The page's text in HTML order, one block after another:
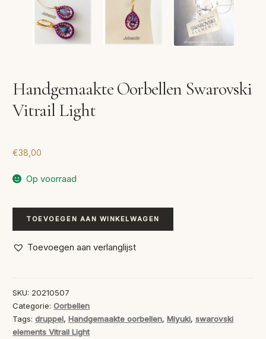
Handgemaakte Oorbellen Swarovski
Vitrail Light
€38,00
Op voorraad
Handgemaakte
Oorbellen
Swarovski
aantal
TOEVOEGEN AAN WINKELWAGEN
Toevoegen aan verlanglijst
SKU: 20210507
Categorie:Oorbellen
Tags:druppel,Handgemaakte oorbellen,Miyuki,swarovski
elements Vitrail Light